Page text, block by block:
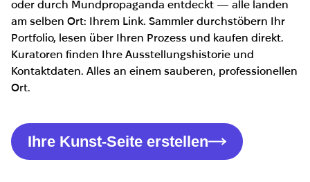
oder durch Mundpropaganda entdeckt — alle landen
am selben Ort: Ihrem Link. Sammler durchstöbern Ihr
Portfolio, lesen über Ihren Prozess und kaufen direkt.
Kuratoren finden Ihre Ausstellungshistorie und
Kontaktdaten. Alles an einem sauberen, professionellen
Ort.
Ihre Kunst-Seite erstellen